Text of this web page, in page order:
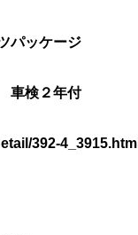
パッケージ
車検２年付
392-4_3915.html